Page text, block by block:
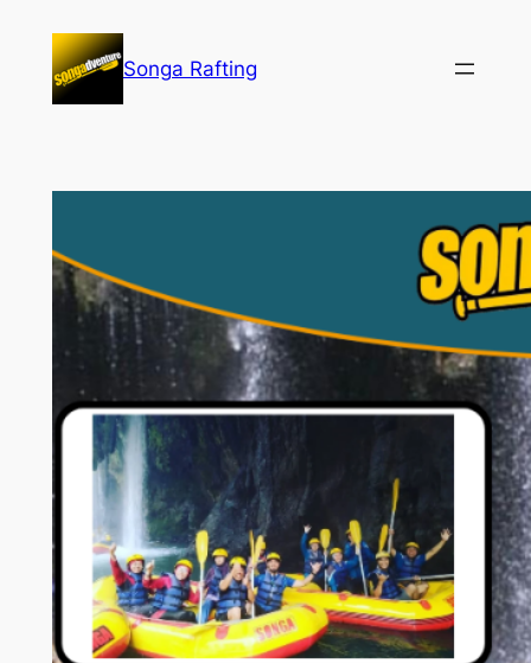
konten
Songa Rafting